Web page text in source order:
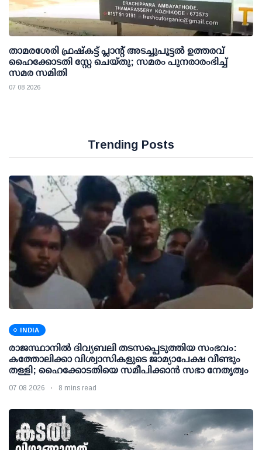
താമരശേരി ഫ്രഷ്കട്ട് പ്ലാന്റ് അടച്ചുപൂട്ടൽ ഉത്തരവ്
ഹൈക്കോടതി സ്റ്റേ ചെയ്തു; സമരം പുനരാരംഭിച്ച്
സമര സമിതി
07 08 2026
Trending Posts
INDIA
രാജസ്ഥാനിൽ ദിവ്യബലി തടസപ്പെടുത്തിയ സംഭവം:
കത്തോലിക്കാ വിശ്വാസികളുടെ ജാമ്യാപേക്ഷ വീണ്ടും
തള്ളി; ഹൈക്കോടതിയെ സമീപിക്കാൻ സഭാ നേതൃത്വം
07 08 2026 8 mins read